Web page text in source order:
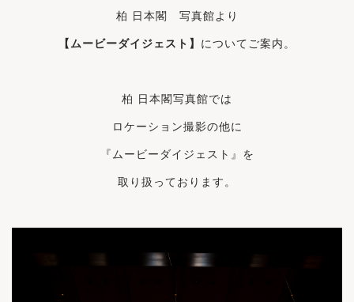
柏 日本閣 写真館より
【ムービーダイジェスト】 についてご案内。
柏 日本閣写真館では
ロケーション撮影の他に
『ムービーダイジェスト』を
取り扱っております。